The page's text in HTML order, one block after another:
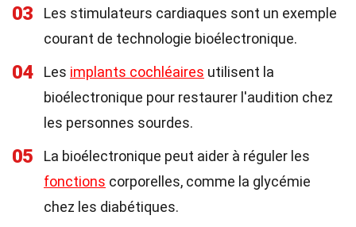
03
Les stimulateurs cardiaques sont un exemple
courant de technologie bioélectronique.
04 Les implants cochléaires utilisent la
bioélectronique pour restaurer l'audition chez
les personnes sourdes.
05
La bioélectronique peut aider à réguler les
fonctions corporelles, comme la glycémie
chez les diabétiques.